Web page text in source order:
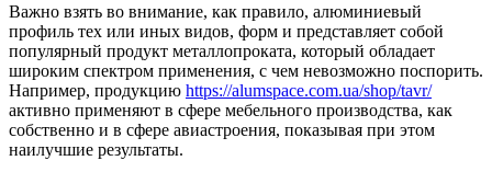
Важно взять во внимание, как правило, алюминиевый
профиль тех или иных видов, форм и представляет собой
популярный продукт металлопроката, который обладает
широким спектром применения, с чем невозможно поспорить.
Например, продукцию https://alumspace.com.ua/shop/tavr/
активно применяют в сфере мебельного производства, как
собственно и в сфере авиастроения, показывая при этом
наилучшие результаты.